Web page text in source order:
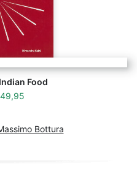
Food
49,95
Bottura